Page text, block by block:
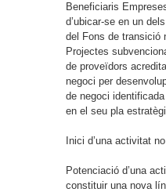
Beneficiaris
d’ubicar-se en un
del Fons de transició
Projectes
de proveïdors
negoci per
de negoci
en el seu pla
Inici d’una activitat
Potenciació d’una
constituir una nova